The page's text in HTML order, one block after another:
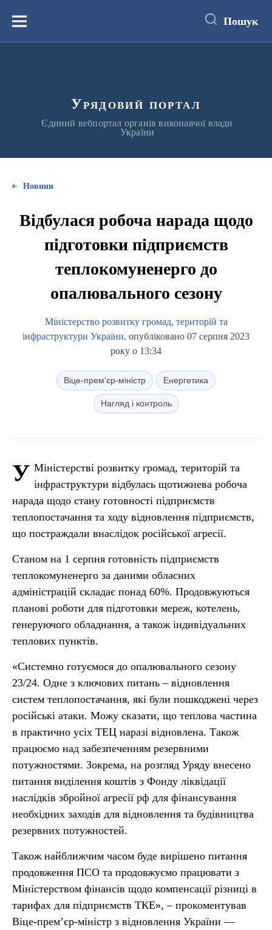
вмістуМеню Пошук
Урядовий портал
Єдиний вебпортал органів виконавчої влади
України
Новини
Відбулася робоча нарада щодо
підготовки підприємств
теплокомуненерго до
опалювального сезону
Міністерство розвитку громад, територій та
інфраструктури України, опубліковано 07 серпня 2023
року о 13:34
Віце-прем'єр-міністр Енергетика
Нагляд і контроль
У Міністерстві розвитку громад, територій та
інфраструктури відбулась щотижнева робоча
нарада щодо стану готовності підприємств
теплопостачання та ходу відновлення підприємств,
що постраждали внаслідок російської агресії.
Станом на 1 серпня готовність підприємств
теплокомуненерго за даними обласних
адміністрацій складає понад 60%. Продовжуються
планові роботи для підготовки мереж, котелень,
генеруючого обладнання, а також індивідуальних
теплових пунктів.
«Системно готуємося до опалювального сезону
23/24. Одне з ключових питань – відновлення
систем теплопостачання, які були пошкоджені через
російські атаки. Можу сказати, що теплова частина
в практично усіх ТЕЦ наразі відновлена. Також
працюємо над забезпеченням резервними
потужностями. Зокрема, на розгляд Уряду внесено
питання виділення коштів з Фонду ліквідації
наслідків збройної агресії рф для фінансування
необхідних заходів для відновлення та будівництва
резервних потужностей.
Також найближчим часом буде вирішено питання
продовження ПСО та продовжуємо працювати з
Міністерством фінансів щодо компенсації різниці в
тарифах для підприємств ТКЕ», – прокоментував
Віце-прем’єр-міністр з відновлення України —